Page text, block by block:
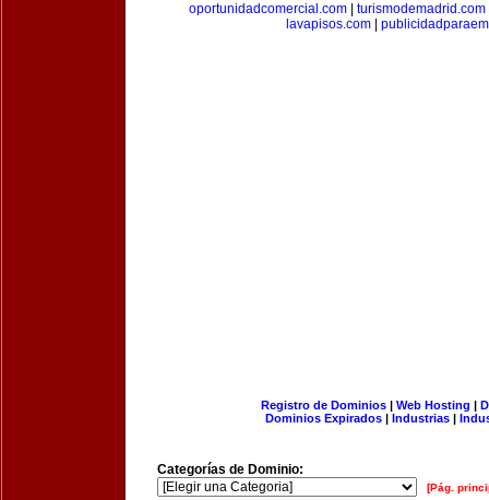
oportunidadcomercial.com
turismodemadrid.com
lavapisos.com|
Registro de Dominios| Web Hosting |
Dominios Expirados | Industrias |
Categorías de Dominio:
[Pág.